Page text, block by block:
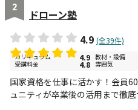
2
ドローン塾
4.9 (全39件)
カリキュラム 4.9 教材・設備
受講料金 4.8 雰囲気
国家資格を仕事に活かす！会員
ュニティが卒業後の活用まで徹